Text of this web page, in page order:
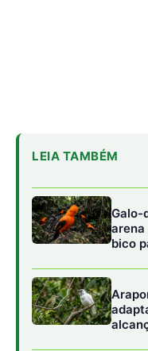
No Acre, onde
ondas de calor e
parte do cotidiano
conhecimento
especial. O estado
eventos climáticos